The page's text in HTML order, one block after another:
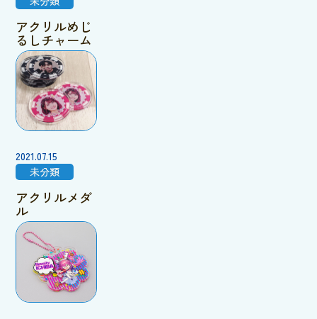
アクリルめじ
るしチャーム
2021.07.15
未分類
アクリルメダ
ル